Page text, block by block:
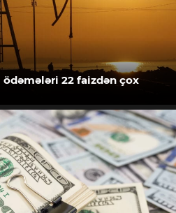
22 faizdən çox